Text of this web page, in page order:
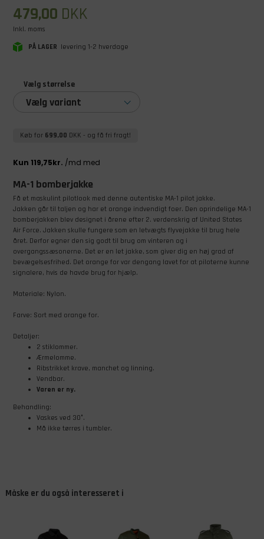
479,00 DKK
Inkl. moms
PÅ LAGER levering 1-2 hverdage
Vælg størrelse
Vælg variant
Køb for 699,00 DKK - og få fri fragt!
MA-1 bomberjakke
Få et maskulint pilotlook med denne autentiske MA-1 pilot jakke.
Jakken går til taljen og har et orange indvendigt foer. Den oprindelige MA-1
bomberjakken blev designet i årene efter 2. verdenskrig af United States
Air Force. Jakken skulle fungere som en letvægts flyvejakke til brug hele
året. Derfor egner den sig godt til brug om vinteren og i
overgangssæsonerne. Det er en let jakke, som giver dig en høj grad af
bevægelsesfrihed. Det orange for var dengang lavet for at piloterne kunne
signalere, hvis de havde brug for hjælp.
Materiale: Nylon.
Farve: Sort med orange for.
Detaljer:
2 stiklommer.
Ærmelomme.
Ribstrikket krave, manchet og linning.
Vendbar.
Varen er ny.
Behandling:
Vaskes ved 30°.
Må ikke tørres i tumbler.
Måske er du også interesseret i